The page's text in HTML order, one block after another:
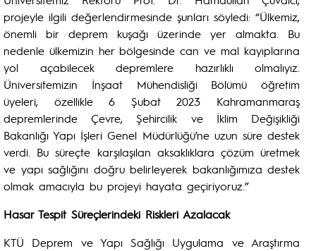
projeyle ilgili değerlendirmesinde şunları söyledi: “Ülkemiz,
önemli bir deprem kuşağı üzerinde yer almakta. Bu
nedenle ülkemizin her bölgesinde can ve mal kayıplarına
yol açabilecek depremlere hazırlıklı olmalıyız.
Üniversitemizin İnşaat Mühendisliği Bölümü öğretim
üyeleri, özellikle 6 Şubat 2023 Kahramanmaraş
depremlerinde Çevre, Şehircilik ve İklim Değişikliği
Bakanlığı Yapı İşleri Genel Müdürlüğü’ne uzun süre destek
verdi. Bu süreçte karşılaşılan aksaklıklara çözüm üretmek
ve yapı sağlığını doğru belirleyerek bakanlığımıza destek
olmak amacıyla bu projeyi hayata geçiriyoruz.”
Hasar Tespit Süreçlerindeki Riskleri Azalacak
KTÜ Deprem ve Yapı Sağlığı Uygulama ve Araştırma